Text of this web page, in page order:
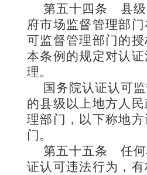
第五十四条 县
府市场监督管理部
可监督管理部门的
本条例的规定对认
理。
国务院认证认可
的县级以上地方人
理部门，以下称地
门。
第五十五条 任
证认可违法行为，